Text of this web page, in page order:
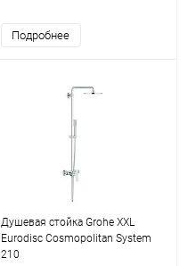
Подробнее
Душевая стойка Grohe XXL
Eurodisc Cosmopolitan System
210